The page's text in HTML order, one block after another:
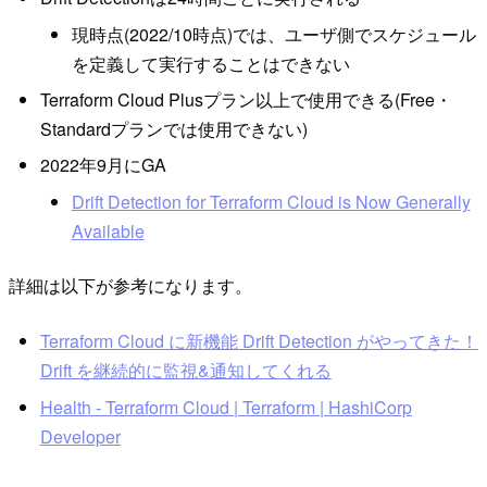
現時点(2022/10時点)では、ユーザ側でスケジュール
を定義して実行することはできない
Terraform Cloud Plusプラン以上で使用できる(Free・
Standardプランでは使用できない)
2022年9月にGA
Drift Detection for Terraform Cloud is Now Generally
Available
詳細は以下が参考になります。
Terraform Cloud に新機能 Drift Detection がやってきた！
Drift を継続的に監視&通知してくれる
Health - Terraform Cloud | Terraform | HashiCorp
Developer